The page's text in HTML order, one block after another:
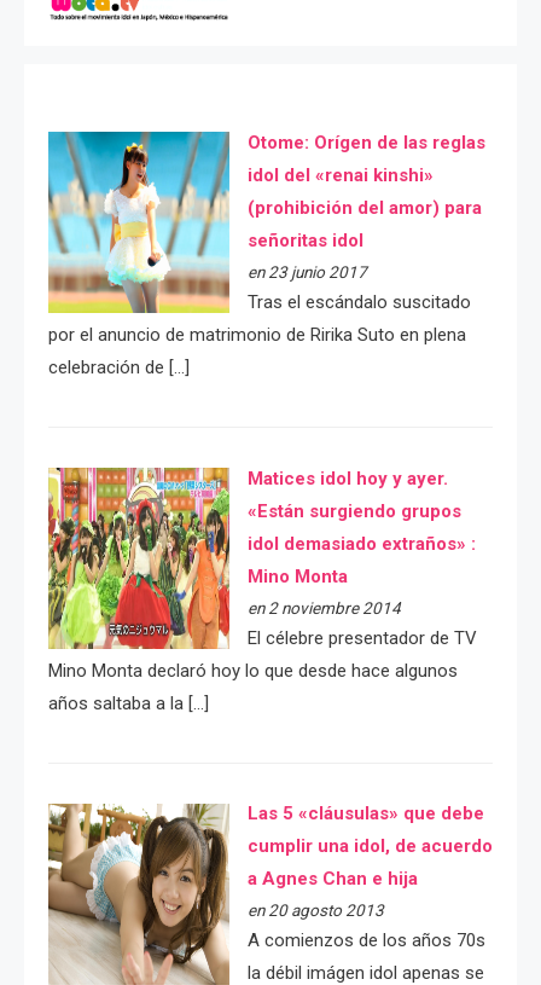
Otome: Orígen de las reglas
idol del «renai kinshi»
(prohibición del amor) para
señoritas idol
en 23 junio 2017
Tras el escándalo suscitado
por el anuncio de matrimonio de Ririka Suto en plena
celebración de […]
Matices idol hoy y ayer.
«Están surgiendo grupos
idol demasiado extraños» :
Mino Monta
en 2 noviembre 2014
El célebre presentador de TV
Mino Monta declaró hoy lo que desde hace algunos
años saltaba a la […]
Las 5 «cláusulas» que debe
cumplir una idol, de acuerdo
a Agnes Chan e hija
en 20 agosto 2013
A comienzos de los años 70s
la débil imágen idol apenas se